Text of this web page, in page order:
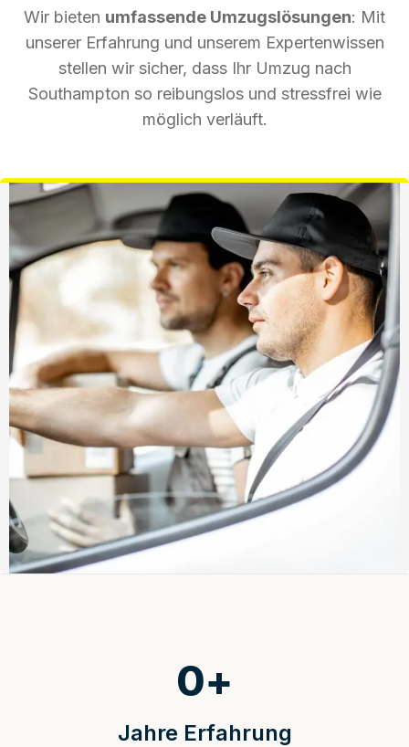
Wir bieten umfassende Umzugslösungen: Mit
unserer Erfahrung und unserem Expertenwissen
stellen wir sicher, dass Ihr Umzug nach
Southampton so reibungslos und stressfrei wie
möglich verläuft.
Jahre Erfahrung
0+